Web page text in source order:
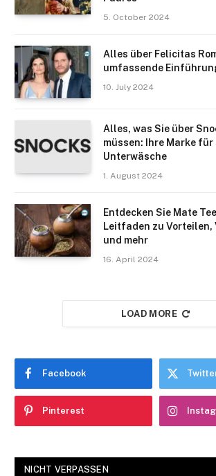
5. October 2024
Alles über Felicitas
umfassende
10. July 2024
Alles, was Sie über
müssen: Ihre Marke für
Unterwäsche
1. August 2024
Entdecken Sie Mate
Leitfaden zu Vorteilen,
und mehr
16. April 2024
LOAD MORE
Facebook
Pinterest
NICHT VERPASSEN